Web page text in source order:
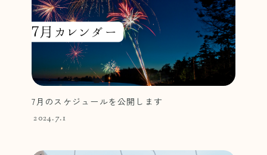
7月のスケジュールを公開します
2024.7.1